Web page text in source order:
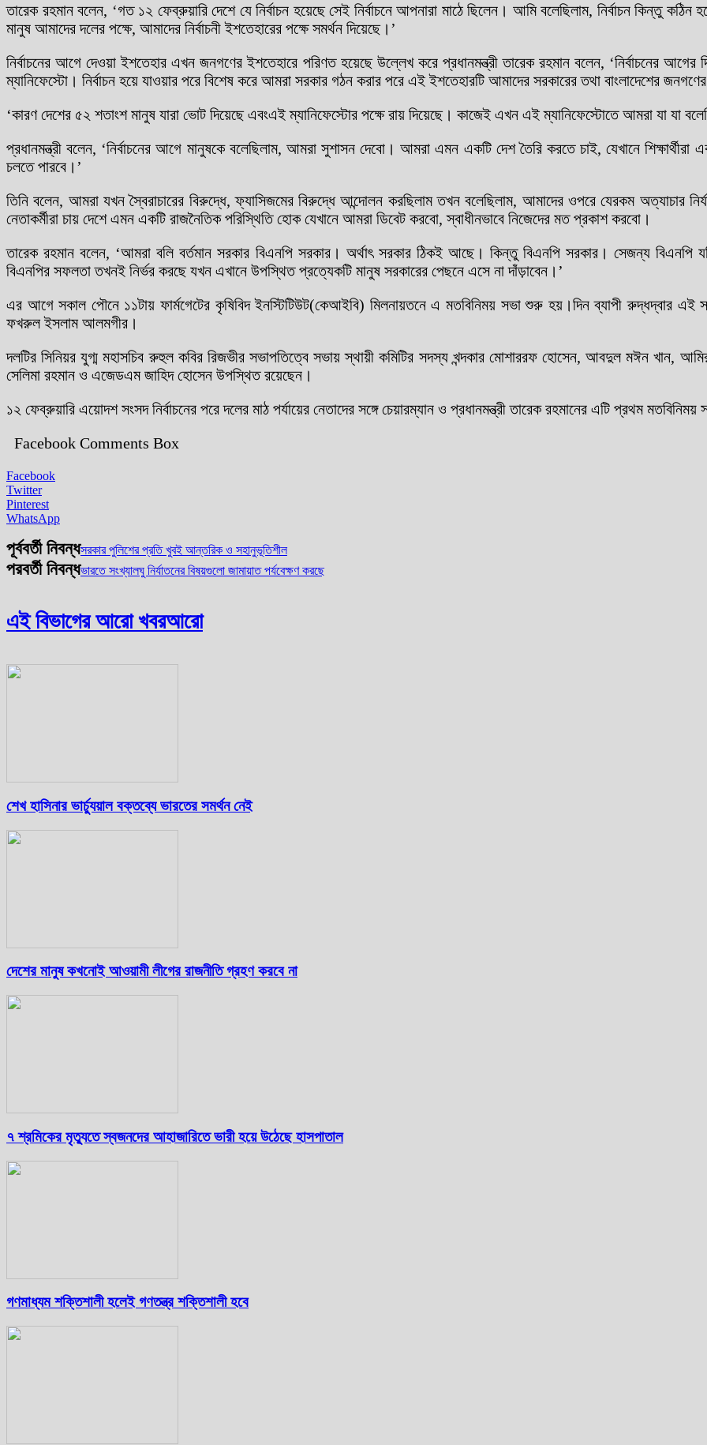
তারেক রহমান বলেন, ‘গত ১২ ফেব্রুয়ারি দেশে যে নির্বাচন হয়েছে সেই নির্বাচনে আপনারা মাঠে ছিলেন। আমি বলেছিলাম, নির্বাচন কিন্তু
মানুষ আমাদের দলের পক্ষে, আমাদের নির্বাচনী ইশতেহারের পক্ষে সমর্থন দিয়েছে।’
নির্বাচনের আগে দেওয়া ইশতেহার এখন জনগণের ইশতেহারে পরিণত হয়েছে উল্লেখ করে প্রধানমন্ত্রী তারেক রহমান বলেন, ‘নির্বাচনের আগের
ম্যানিফেস্টো। নির্বাচন হয়ে যাওয়ার পরে বিশেষ করে আমরা সরকার গঠন করার পরে এই ইশতেহারটি আমাদের সরকারের তথা বাংলাদেশের
‘কারণ দেশের ৫২ শতাংশ মানুষ যারা ভোট দিয়েছে এবংএই ম্যানিফেস্টোর পক্ষে রায় দিয়েছে। কাজেই এখন এই ম্যানিফেস্টোতে আমরা যা যা
প্রধানমন্ত্রী বলেন, ‘নির্বাচনের আগে মানুষকে বলেছিলাম, আমরা সুশাসন দেবো। আমরা এমন একটি দেশ তৈরি করতে চাই, যেখানে শিক্ষার্থীরা
চলতে পারবে।’
তিনি বলেন, আমরা যখন স্বৈরাচারের বিরুদ্ধে, ফ্যাসিজমের বিরুদ্ধে আন্দোলন করছিলাম তখন বলেছিলাম, আমাদের ওপরে যেরকম অত্যাচার
নেতাকর্মীরা চায় দেশে এমন একটি রাজনৈতিক পরিস্থিতি হোক যেখানে আমরা ডিবেট করবো, স্বাধীনভাবে নিজেদের মত প্রকাশ করবো।
তারেক রহমান বলেন, ‘আমরা বলি বর্তমান সরকার বিএনপি সরকার। অর্থাৎ সরকার ঠিকই আছে। কিন্তু বিএনপি সরকার। সেজন্য
বিএনপির সফলতা তখনই নির্ভর করছে যখন এখানে উপস্থিত প্রত্যেকটি মানুষ সরকারের পেছনে এসে না দাঁড়াবেন।’
এর আগে সকাল পৌনে ১১টায় ফার্মগেটের কৃষিবিদ ইনস্টিটিউট(কেআইবি) মিলনায়তনে এ মতবিনিময় সভা শুরু হয়।দিন ব্যাপী রুদ্ধদ্বার এই
ফখরুল ইসলাম আলমগীর।
দলটির সিনিয়র যুগ্ম মহাসচিব রুহুল কবির রিজভীর সভাপতিত্বে সভায় স্থায়ী কমিটির সদস্য খন্দকার মোশাররফ হোসেন, আবদুল মঈন খান,
সেলিমা রহমান ও এজেডএম জাহিদ হোসেন উপস্থিত রয়েছেন।
১২ ফেব্রুয়ারি এয়োদশ সংসদ নির্বাচনের পরে দলের মাঠ পর্যায়ের নেতাদের সঙ্গে চেয়ারম্যান ও প্রধানমন্ত্রী তারেক রহমানের এটি প্রথম মতবিনিময়
Facebook Comments Box
Facebook
Twitter
Pinterest
WhatsApp
পূর্ববর্তী নিবন্ধসরকার পুলিশের প্রতি খুবই আন্তরিক ও সহানুভূতিশীল
পরবর্তী নিবন্ধভারতে সংখ্যালঘু নির্যাতনের বিষয়গুলো জামায়াত পর্যবেক্ষণ করছে
এই বিভাগের আরো খবরআরো
শেখ হাসিনার ভার্চ্যুয়াল বক্তব্যে ভারতের সমর্থন নেই
দেশের মানুষ কখনোই আওয়ামী লীগের রাজনীতি গ্রহণ করবে না
৭ শ্রমিকের মৃত্যুতে স্বজনদের আহাজারিতে ভারী হয়ে উঠেছে হাসপাতাল
গণমাধ্যম শক্তিশালী হলেই গণতন্ত্র শক্তিশালী হবে